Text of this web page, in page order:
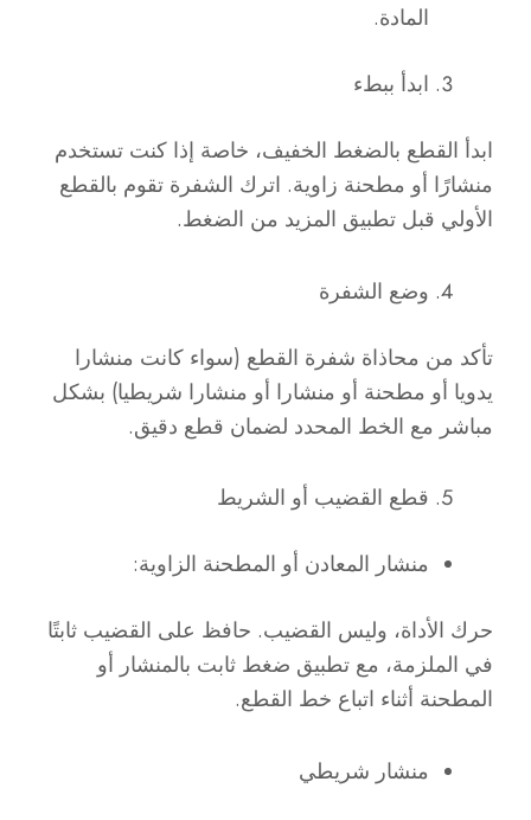
المادة.
ابدأ ببطء
ابدأ القطع بالضغط الخفيف، خاصة إذا كنت تستخدم
منشارًا أو مطحنة زاوية. اترك الشفرة تقوم بالقطع
الأولي قبل تطبيق المزيد من الضغط.
وضع الشفرة
تأكد من محاذاة شفرة القطع (سواء كانت منشارا
يدويا أو مطحنة أو منشارا أو منشارا شريطيا) بشكل
مباشر مع الخط المحدد لضمان قطع دقيق.
قطع القضيب أو الشريط
منشار المعادن أو المطحنة الزاوية:
حرك الأداة، وليس القضيب. حافظ على القضيب ثابتًا
في الملزمة، مع تطبيق ضغط ثابت بالمنشار أو
المطحنة أثناء اتباع خط القطع.
منشار شريطي